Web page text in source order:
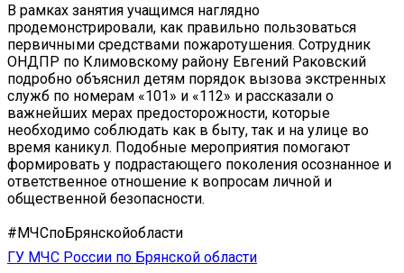
В рамках занятия учащимся наглядно
продемонстрировали, как правильно пользоваться
первичными средствами пожаротушения. Сотрудник
ОНДПР по Климовскому району Евгений Раковский
подробно объяснил детям порядок вызова экстренных
служб по номерам «101» и «112» и рассказали о
важнейших мерах предосторожности, которые
необходимо соблюдать как в быту, так и на улице во
время каникул. Подобные мероприятия помогают
формировать у подрастающего поколения осознанное и
ответственное отношение к вопросам личной и
общественной безопасности.
#МЧСпоБрянскойобласти
ГУ МЧС России по Брянской области